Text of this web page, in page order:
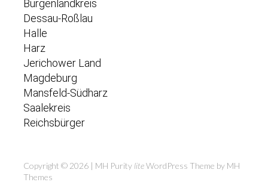
Burgenlandkreis
Dessau-Roßlau
Halle
Harz
Jerichower Land
Magdeburg
Mansfeld-Südharz
Saalekreis
Reichsbürger
Copyright © 2026 | MH Purity liteWordPress Theme by MH
Themes